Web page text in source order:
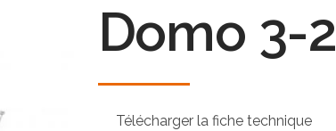
Domo 3-2
Télécharger la fiche technique